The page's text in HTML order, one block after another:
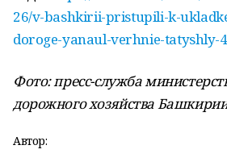
26/v-bashkirii-pristupili-k-
doroge-yanaul-verhnie-tatyshly-
Фото: пресс-служба
дорожного хозяйства
Автор: